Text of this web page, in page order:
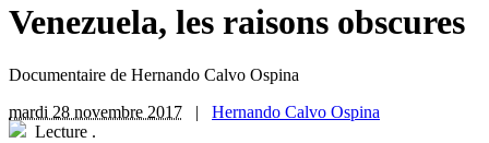
Venezuela, les raisons obscures
Documentaire de Hernando Calvo Ospina
mardi 28 novembre 2017 | Hernando Calvo Ospina
Lecture .